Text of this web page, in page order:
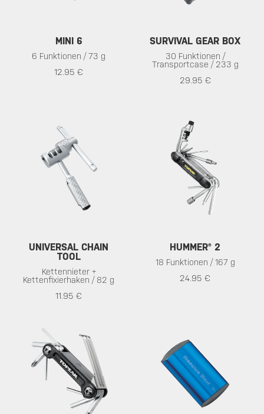
MINI 6
6 Funktionen / 73 g
12.95 €
SURVIVAL GEAR BOX
30 Funktionen /
Transportcase / 233 g
29.95 €
UNIVERSAL CHAIN
TOOL
Kettennieter +
Kettenfixierhaken / 82 g
11.95 €
HUMMER® 2
18 Funktionen / 167 g
24.95 €